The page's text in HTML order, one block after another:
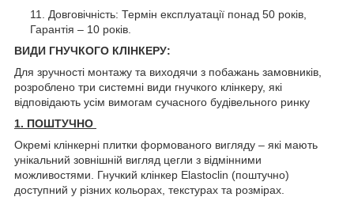
Довговічність: Термін експлуатації понад 50 років,
Гарантія – 10 років.
ВИДИ ГНУЧКОГО КЛІНКЕРУ:
Для зручності монтажу та виходячи з побажань замовників,
розроблено три системні види гнучкого клінкеру, які
відповідають усім вимогам сучасного будівельного ринку
1. ПОШТУЧНО
Окремі клінкерні плитки формованого вигляду – які мають
унікальний зовнішній вигляд цегли з відмінними
можливостями. Гнучкий клінкер Elastoclin (поштучно)
доступний у різних кольорах, текстурах та розмірах.